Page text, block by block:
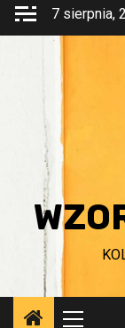
Przejdź
7 sierpnia,